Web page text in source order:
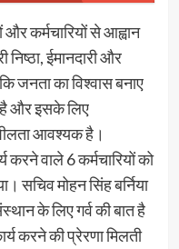
और कर्मचारियों से आह्वान
निष्ठा, ईमानदारी और
जनता का विश्वास बनाए
है और इसके लिए
आवश्यक है।
वाले 6 कर्मचारियों को
सचिव मोहन सिंह बर्निया
के लिए गर्व की बात है
करने की प्रेरणा मिलती